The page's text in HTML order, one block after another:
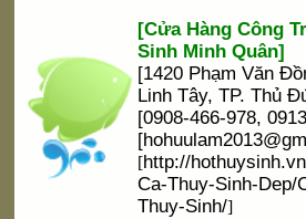
[Cửa Hàng Công
Sinh Minh Quân]
[1420 Phạm Văn
Linh Tây, TP. Thủ
[0908-466-978,
[
[http://
Ca-Thuy-Sinh-Dep/
Thuy-Sinh/]